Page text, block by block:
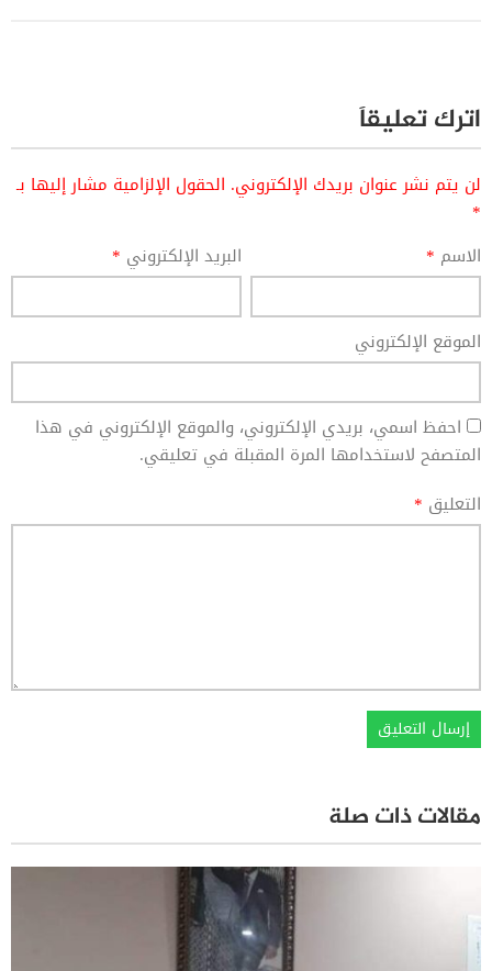
اترك تعليقاً
لن يتم نشر عنوان بريدك الإلكتروني. الحقول الإلزامية مشار إليها بـ
*
الاسم * البريد الإلكتروني *
الموقع الإلكتروني
احفظ اسمي، بريدي الإلكتروني، والموقع الإلكتروني في هذا
المتصفح لاستخدامها المرة المقبلة في تعليقي.
التعليق *
مقالات ذات صلة